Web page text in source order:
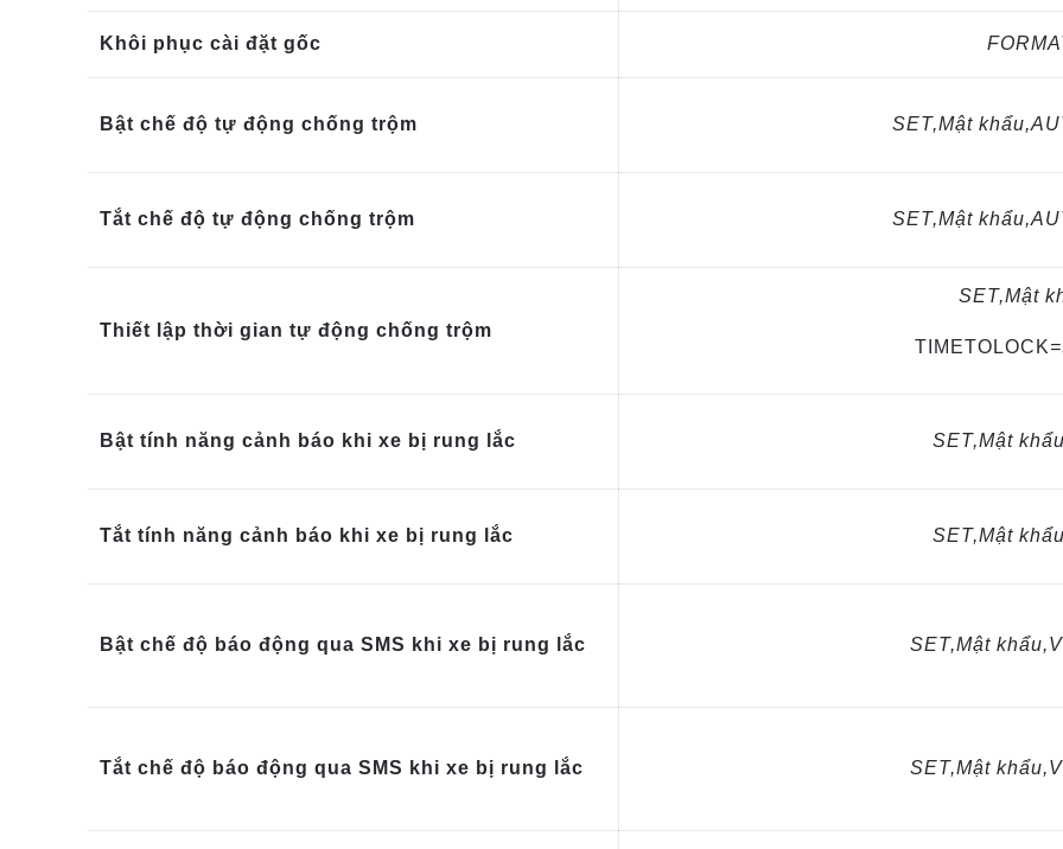
Khôi phục cài đặt gốc
Bật chế độ tự động chống trộm SET,Mật
Tắt chế độ tự động chống trộm SET,Mật
Thiết lập thời gian tự động chống trộm
SET,Mật
TIMETOLOCK
Bật tính năng cảnh báo khi xe bị rung lắc SET,Mật
Tắt tính năng cảnh báo khi xe bị rung lắc SET,Mật
Bật chế độ báo động qua SMS khi xe bị rung lắc SET,Mật
Tắt chế độ báo động qua SMS khi xe bị rung lắc SET,Mật